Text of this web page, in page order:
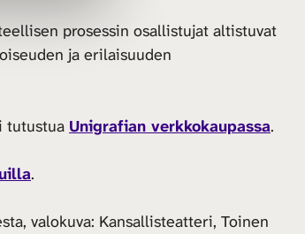
prosessin osallistujat altistuvat
ja erilaisuuden
tutustua Unigrafian verkkokaupassa.
.
valokuva: Kansallisteatteri, Toinen